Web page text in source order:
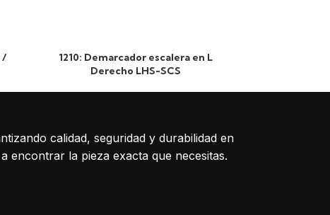
/
1210: Demarcador escalera en L
Derecho LHS-SCS
calidad, seguridad y durabilidad en
encontrar la pieza exacta que necesitas.